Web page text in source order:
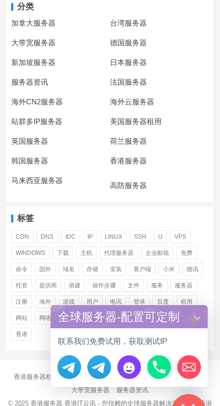
分类
加拿大服务器 台湾服务器
大带宽服务器 德国服务器
新加坡服务器 日本服务器
服务器资讯 法国服务器
海外CN2服务器 海外云服务器
站群多IP服务器 美国服务器租用
英国服务器 荷兰服务器
韩国服务器 香港服务器
马来西亚服务器
高防服务器
标签
CDN DNS IDC IP LINUX SSH U VPS
WINDOWS 下载 主机 代理服务器 企业邮箱 免费
命令 国外 域名 存储 安装 客户端 小米 德讯
托管 提供商 搭建 操作步骤 文件 服务 服务器
注册 海外 游戏 用户 电讯 登录 百度 租用
网站 网络 腾讯 虚拟主机 证书 配置 阿里
香港
香港服务器租用 海外CN2服务器 站群多IP服务器
海外云服务器
大带宽服务器
服务器资讯
© 2025 香港服务器 香港IT云讯 - 您信赖的全球服务器解决方案伙伴 香港
Hide chaty
全球服务器-配置可定制
联系我们免费试用，获取测试IP